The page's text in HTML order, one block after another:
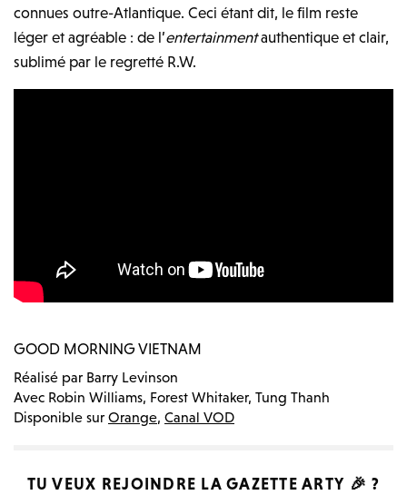
connues outre-Atlantique. Ceci étant dit, le film reste
léger et agréable : de l’entertainmentauthentique et clair,
sublimé par le regretté R.W.
GOOD MORNING VIETNAM
Réalisé par Barry Levinson
Avec Robin Williams, Forest Whitaker, Tung Thanh
Disponible sur Orange, Canal VOD
TU VEUX REJOINDRE LAGAZETTE ARTY 🎉 ?